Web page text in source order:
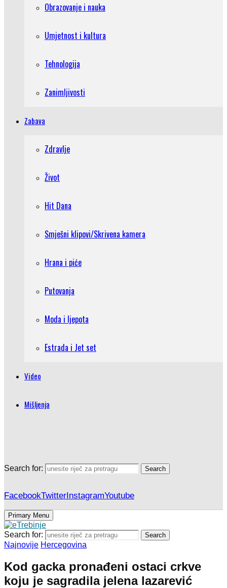
Obrazovanje i nauka
Umjetnost i kultura
Tehnologija
Zanimljivosti
Zabava
Zdravlje
Život
Hit Dana
Smješni klipovi/Skrivena kamera
Hrana i piće
Putovanja
Moda i ljepota
Estrada i Jet set
Video
Mišljenja
Search for: Search
FacebookTwitterInstagramYoutube
Primary Menu
Search for: Search
Najnovije Hercegovina
Kod gacka pronađeni ostaci crkve
koju je sagradila jelena lazarević